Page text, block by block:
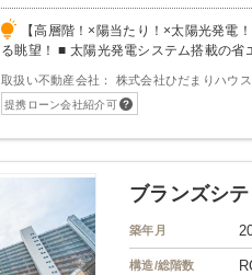
【高層階！×陽当たり！×太陽光発電！】 ■ 6階部分ならではの開放感あ
る眺望！ ■ 太陽光発電システム搭載の
取扱い不動産会社： 株式会社ひだまりハウ
提携ローン会社紹介可
ブランズシ
築年月
構造/総階数